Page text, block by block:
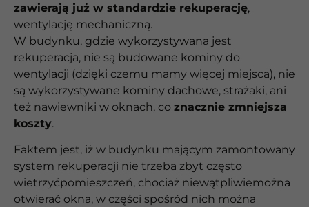
zawierają już w standardzie rekuperację,
wentylację mechaniczną.
W budynku, gdzie wykorzystywana jest
rekuperacja, nie są budowane kominy do
wentylacji (dzięki czemu mamy więcej miejsca), nie
są wykorzystywane kominy dachowe, strażaki, ani
też nawiewniki w oknach, co znacznie zmniejsza
koszty.
Faktem jest, iż w budynku mającym zamontowany
system rekuperacji nie trzeba zbyt często
wietrzyćpomieszczeń, chociaż niewątpliwiemożna
otwierać okna, w części spośród nich można